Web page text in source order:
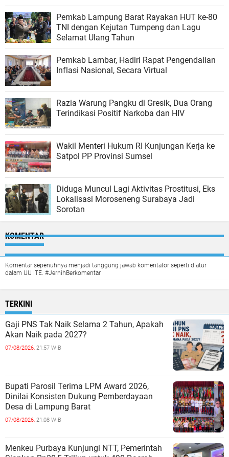
Pemkab Lampung Barat Rayakan HUT ke-80
TNI dengan Kejutan Tumpeng dan Lagu
Selamat Ulang Tahun
Pemkab Lambar, Hadiri Rapat Pengendalian
Inflasi Nasional, Secara Virtual
Razia Warung Pangku di Gresik, Dua Orang
Terindikasi Positif Narkoba dan HIV
Wakil Menteri Hukum RI Kunjungan Kerja ke
Satpol PP Provinsi Sumsel
Diduga Muncul Lagi Aktivitas Prostitusi, Eks
Lokalisasi Moroseneng Surabaya Jadi
Sorotan
KOMENTAR
Komentar sepenuhnya menjadi tanggung jawab komentator seperti diatur
dalam UU ITE. #JernihBerkomentar
TERKINI
Gaji PNS Tak Naik Selama 2 Tahun, Apakah
Akan Naik pada 2027?
07/08/2026, 21:57 WIB
Bupati Parosil Terima LPM Award 2026,
Dinilai Konsisten Dukung Pemberdayaan
Desa di Lampung Barat
07/08/2026, 21:08 WIB
Menkeu Purbaya Kunjungi NTT, Pemerintah